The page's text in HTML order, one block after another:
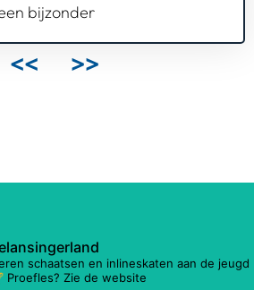
bijzonder
<< >>
schaatsen en inlineskaten aan de jeugd
Proefles? Zie de website